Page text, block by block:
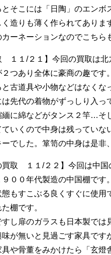
そこには「日陶」のエンボ
造りも薄く作られてありま
ーネーションなのでこちら
１１/２１】今回の買取は北
つあり全体に豪商の趣です。
古道具や小物などはなく
先代の着物がずっしり入っ
に綿などがタンス２竿…そ
いくので中身は残っていな
でした。箪笥の中身は是非
買取 １１/２２】今回は中国
９００年代製造の中国棚で
もすこぶる良くすぐに使用
棚です。
し扉のガラスも日本製では
が無いと見過ごす家具です
や骨董をみかけたら「玄燈